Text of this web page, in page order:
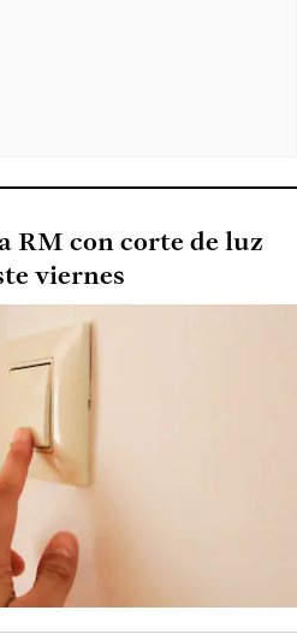
RM con corte de luz
viernes